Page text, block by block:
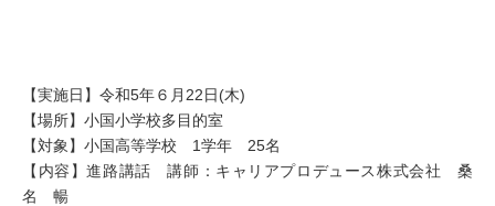
【実施日】令和5年６月22日(木)
【場所】小国小学校多目的室
【対象】小国高等学校 1学年 25名
【内容】進路講話 講師：キャリアプロデュース株式会社 桑
名 暢